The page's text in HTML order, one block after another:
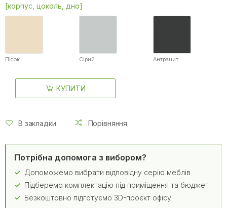
[корпус, цоколь, дно]
Пісок Сірий Антрацит
КУПИТИ
В закладки Порівняння
Потрібна допомога з вибором?
Допоможемо вибрати відповідну серію меблів
Підберемо комплектацію під приміщення та бюджет
Безкоштовно підготуємо 3D-проєкт офісу